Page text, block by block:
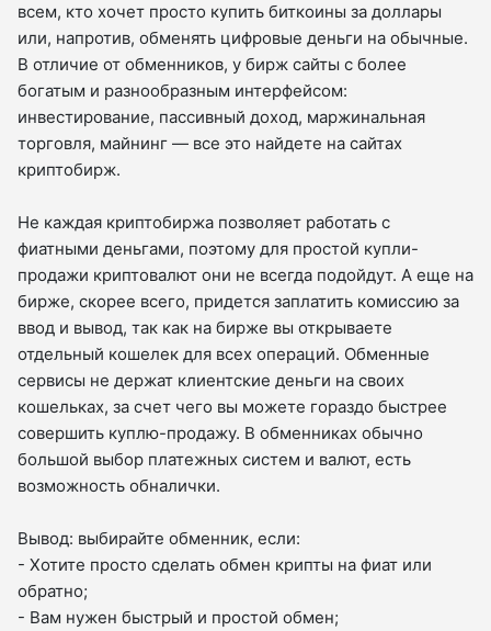
всем, кто хочет просто купить биткоины за доллары
или, напротив, обменять цифровые деньги на обычные.
В отличие от обменников, у бирж сайты с более
богатым и разнообразным интерфейсом:
инвестирование, пассивный доход, маржинальная
торговля, майнинг — все это найдете на сайтах
криптобирж.
Не каждая криптобиржа позволяет работать с
фиатными деньгами, поэтому для простой купли-
продажи криптовалют они не всегда подойдут. А еще на
бирже, скорее всего, придется заплатить комиссию за
ввод и вывод, так как на бирже вы открываете
отдельный кошелек для всех операций. Обменные
сервисы не держат клиентские деньги на своих
кошельках, за счет чего вы можете гораздо быстрее
совершить куплю-продажу. В обменниках обычно
большой выбор платежных систем и валют, есть
возможность обналички.
Вывод: выбирайте обменник, если:
- Хотите просто сделать обмен крипты на фиат или
обратно;
- Вам нужен быстрый и простой обмен;